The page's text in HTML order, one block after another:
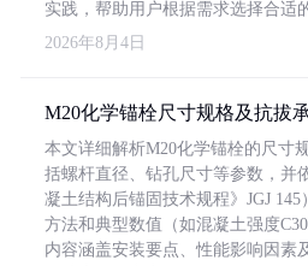
实践，帮助用户根据需求选择合适
2026年8月4日
M20化学锚栓尺寸规格及抗拔
本文详细解析M20化学锚栓的尺寸
括螺杆直径、钻孔尺寸等参数，并
凝土结构后锚固技术规程》JGJ
方法和典型数值（如混凝土强度
内容涵盖安装要点、性能影响因素